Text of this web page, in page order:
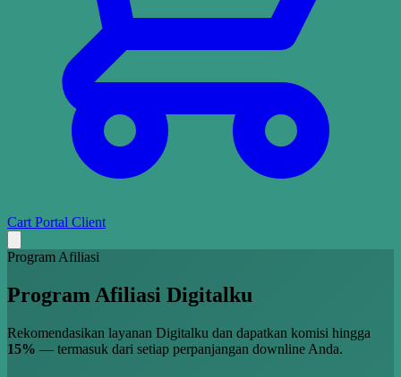
Cart Portal Client
Program Afiliasi
Program Afiliasi Digitalku
Rekomendasikan layanan Digitalku dan dapatkan komisi hingga
15% — termasuk dari setiap perpanjangan downline Anda.